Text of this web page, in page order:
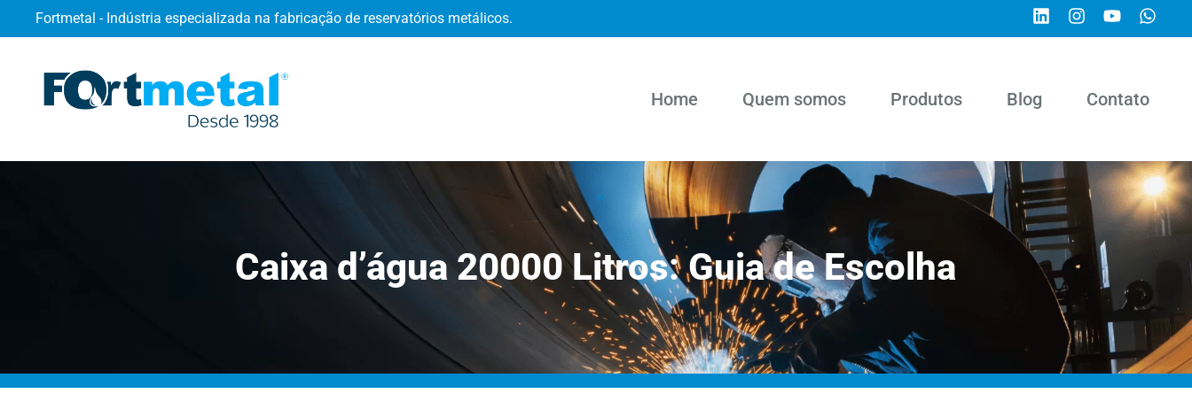
Fortmetal - Indústria especializada na fabricação de reservatórios metálicos.
Home Quem somos Produtos Blog Contato
Caixa d’água 20000 Litros: Guia de Escolha